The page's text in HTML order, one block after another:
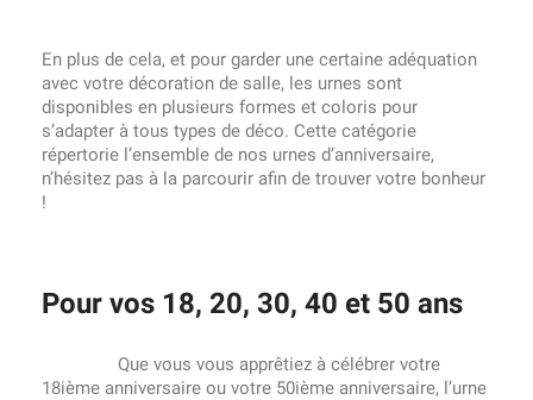
En plus de cela, et pour garder une certaine adéquation
avec votre décoration de salle, les urnes sont
disponibles en plusieurs formes et coloris pour
s’adapter à tous types de déco. Cette catégorie
répertorie l’ensemble de nos urnes d’anniversaire,
n’hésitez pas à la parcourir afin de trouver votre bonheur
!
Pour vos 18, 20, 30, 40 et 50 ans
Que vous vous apprêtiez à célébrer votre
18ième anniversaire ou votre 50ième anniversaire, l’urne